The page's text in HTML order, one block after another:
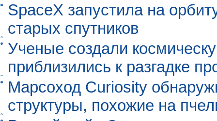
SpaceX запустила на
старых спутников
Ученые создали
приблизились к разгадке
Марсоход Curiosity
структуры, похожие на